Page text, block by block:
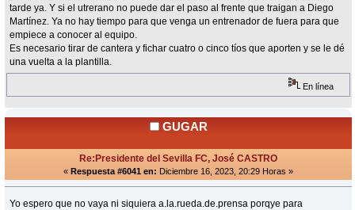
tarde ya. Y si el utrerano no puede dar el paso al frente que traigan a Diego
Martínez. Ya no hay tiempo para que venga un entrenador de fuera para que
empiece a conocer al equipo.
Es necesario tirar de cantera y fichar cuatro o cinco tíos que aporten y se le dé
una vuelta a la plantilla.
En línea
GUGAR
Re:Presidente del Sevilla FC, José CASTRO
« Respuesta #6041 en: Diciembre 16, 2023, 20:29 Horas »
Yo espero que no vaya ni siquiera a.la.rueda.de.prensa porqye para